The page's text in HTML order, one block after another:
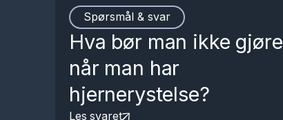
Spørsmål & svar
Hva bør man ikke gjøre
når man har
hjernerystelse?
Les svaret